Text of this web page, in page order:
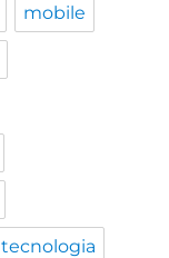
mobile
tecnologia